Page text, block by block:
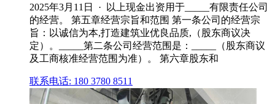
2025年3月11日 · 以上现金出资用于_____有限责任公司
的经营。 第五章经营宗旨和范围 第一条公司的经营宗
旨：以诚信为本,打造建筑业优良品质,（股东商议决
定）。_____第二条公司经营范围是：_____（股东商议
及工商核准经营范围为准）。 第六章股东和
联系电话: 180 3780 8511